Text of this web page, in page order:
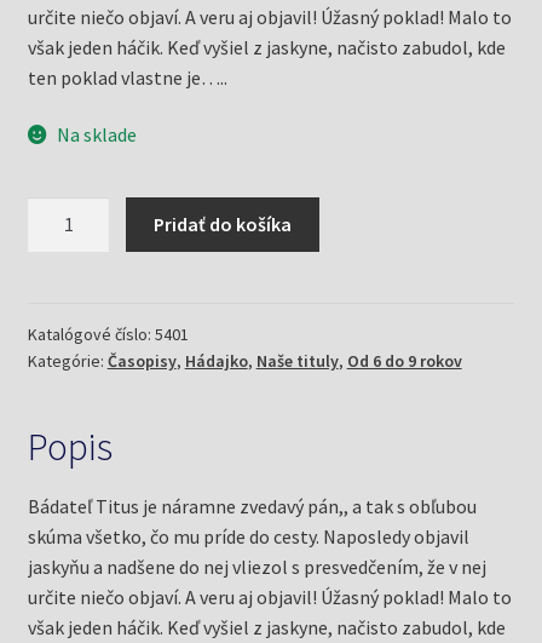
určite niečo objaví. A veru aj objavil! Úžasný poklad! Malo to
však jeden háčik. Keď vyšiel z jaskyne, načisto zabudol, kde
ten poklad vlastne je…..
Na sklade
stratený
poklad
Pridať do košíka
Katalógové číslo: 5401
Kategórie: Časopisy, Hádajko, Naše tituly, Od 6 do 9 rokov
Popis
Bádateľ Titus je náramne zvedavý pán,, a tak s obľubou
skúma všetko, čo mu príde do cesty. Naposledy objavil
jaskyňu a nadšene do nej vliezol s presvedčením, že v nej
určite niečo objaví. A veru aj objavil! Úžasný poklad! Malo to
však jeden háčik. Keď vyšiel z jaskyne, načisto zabudol, kde